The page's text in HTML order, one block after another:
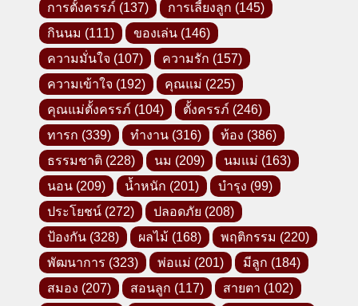
การตั้งครรภ์ (137) การเลี้ยงลูก (145)
กินนม (111) ของเล่น (146)
ความมั่นใจ (107) ความรัก (157)
ความเข้าใจ (192) คุณแม่ (225)
คุณแม่ตั้งครรภ์ (104) ตั้งครรภ์ (246)
ทารก (339) ทำงาน (316) ท้อง (386)
ธรรมชาติ (228) นม (209) นมแม่ (163)
นอน (209) น้ำหนัก (201) บำรุง (99)
ประโยชน์ (272) ปลอดภัย (208)
ป้องกัน (328) ผลไม้ (168) พฤติกรรม (220)
พัฒนาการ (323) พ่อแม่ (201) มีลูก (184)
สมอง (207) สอนลูก (117) สายตา (102)